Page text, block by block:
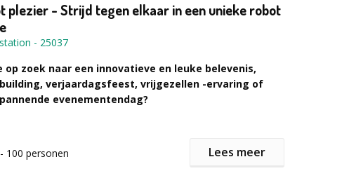
wordt afgesloten met onderlinge duels waar de
elkaar kunnen uitdagen. Gegarandeerd een
#schermen.
meer informatie of een vrijblijvende offerte het
plezier - Strijd tegen elkaar in een unieke robot
- 25037
op zoek naar een innovatieve en leuke belevenis,
verjaardagsfeest, vrijgezellen -ervaring of
evenementendag?
verder! Kom bij ons langs of wij komen naar jou toe en
een complete Battle Arena waarin onze geweldige Battle
100 personen Lees meer